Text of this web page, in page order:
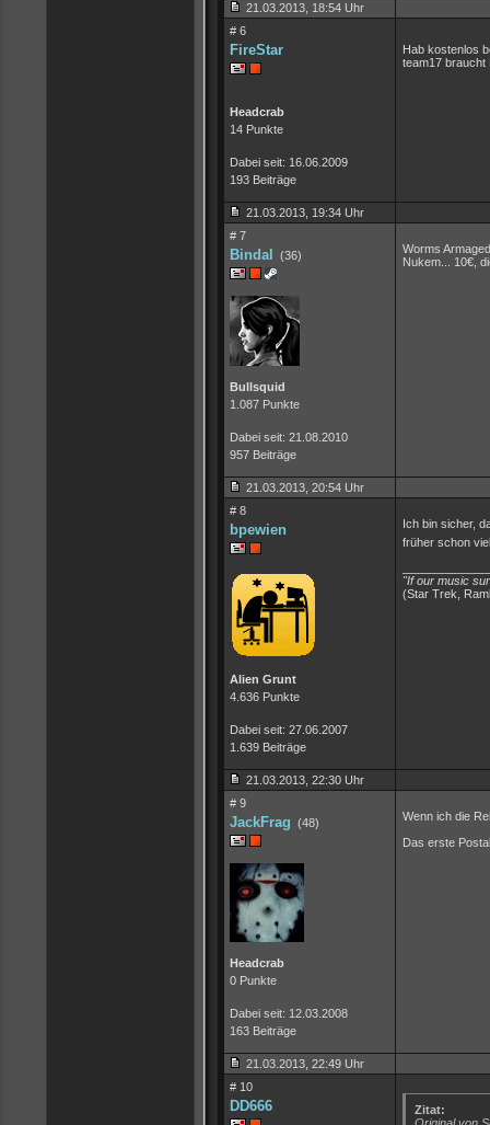
21.03.2013, 18:54 Uhr
# 6
FireStar
Headcrab
14 Punkte
Dabei seit: 16.06.2009
193 Beiträge
Hab kostenlos
team17 braucht
21.03.2013, 19:34 Uhr
# 7
Bindal (36)
Bullsquid
1.087 Punkte
Dabei seit: 21.08.2010
957 Beiträge
Worms
Nukem... 10€,
21.03.2013, 20:54 Uhr
# 8
bpewien
Alien Grunt
4.636 Punkte
Dabei seit: 27.06.2007
1.639 Beiträge
Ich bin sicher,
früher schon
"If our music
(Star Trek,
21.03.2013, 22:30 Uhr
# 9
JackFrag (48)
Headcrab
0 Punkte
Dabei seit: 12.03.2008
163 Beiträge
Wenn ich die
Das erste
21.03.2013, 22:49 Uhr
# 10
DD666
Zitat: